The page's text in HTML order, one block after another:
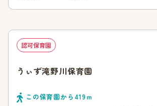
認可保育園
うぃず滝野川保育園
この保育園から 419ｍ